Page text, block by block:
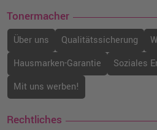
Tonermacher
Über uns Qualitätssicherung
Hausmarken-Garantie
Soziales
Mit uns werben!
Rechtliches